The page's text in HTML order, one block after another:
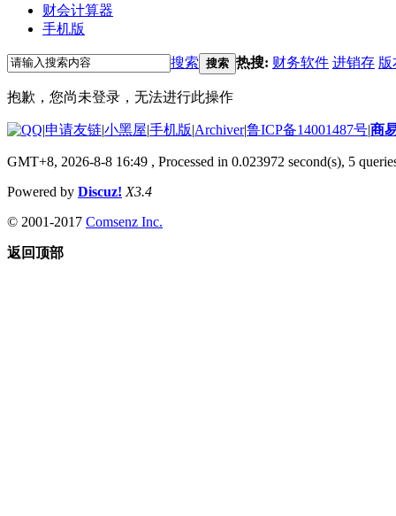
财会计算器
手机版
搜索 搜索 热搜: 财务软件 进销存 版
抱歉，您尚未登录，无法进行此操作
|申请友链|小黑屋|手机版|Archiver|鲁ICP备14001487号|商
GMT+8, 2026-8-8 16:49 , Processed in 0.023972 second(s), 5
Powered by Discuz! X3.4
© 2001-2017 Comsenz Inc.
返回顶部